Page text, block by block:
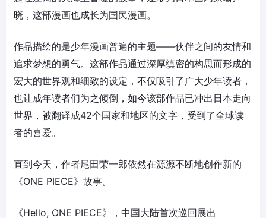
晓，这部漫画也成长为国民漫画。
作品描绘的是少年漫画普遍的主题——伙伴之间的友情和
追求梦想的勇气。这部作品通过深厚缜密的构思而形成的
宏大的世界观和细致的设定，不仅吸引了广大少年读者，
也让成年读者们为之倾倒，如今该部作品已冲出日本走向
世界，被翻译成42个国家和地区的文字，受到了全球读
者的喜爱。
直到今天，作者尾田荣一郎依然在源源不断地创作新的
《ONE PIECE》故事。
《Hello, ONE PIECE》，中国大陆首次巡回展出